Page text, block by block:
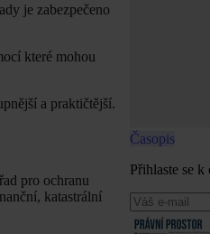
je zabezpečeno
které mohou
a praktičtější.
pro ochranu
katastrální
Časopis
Přihlaste se k